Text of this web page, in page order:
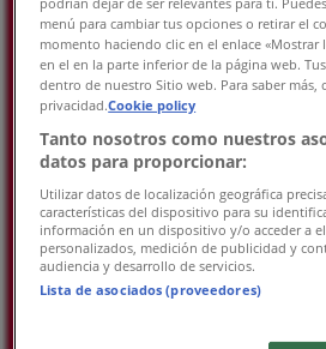
Čtvrtek
09:00 - 17:0009:00 - 21:00
Pátek
09:00 - 17:0009:00 - 21:00
21:0010:00 - 20:00 10:00 -
Sobota
09:00 - 21:00 09:00 - 21:00
19:0010:00 - 21:0010:00 -
Mapa
menú para cambiar tus opciones o retirar el
momento haciendo clic en el enlace «Mostrar
en el en la parte inferior de la página web.
dentro de nuestro Sitio web. Para saber
privacidad.Cookie policy
Tanto nosotros como nuestros
datos para proporcionar:
Utilizar datos de localización geográfica
características del dispositivo para su
información en un dispositivo y/o acceder a
personalizados, medición de publicidad y
audiencia y desarrollo de servicios.
Lista de asociados (proveedores)